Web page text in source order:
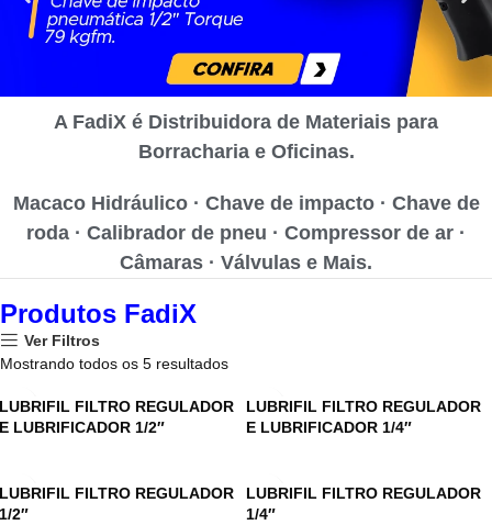
A FadiX é Distribuidora de Materiais para
Borracharia e Oficinas.
Macaco Hidráulico · Chave de impacto · Chave de
roda · Calibrador de pneu · Compressor de ar ·
Câmaras · Válvulas e Mais.
Produtos FadiX
Ver Filtros
Mostrando todos os 5 resultados
LUBRIFIL FILTRO REGULADOR
E LUBRIFICADOR 1/2″
LUBRIFIL FILTRO REGULADOR
E LUBRIFICADOR 1/4″
LUBRIFIL FILTRO REGULADOR
1/2″
LUBRIFIL FILTRO REGULADOR
1/4″